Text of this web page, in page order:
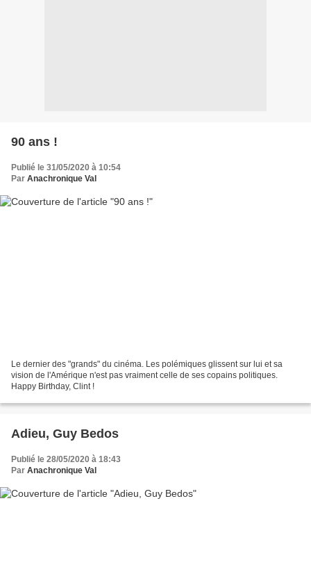
90 ans !
Publié le 31/05/2020 à 10:54
Par Anachronique Val
Le dernier des "grands" du cinéma. Les polémiques glissent sur lui et sa
vision de l'Amérique n'est pas vraiment celle de ses copains politiques.
Happy Birthday, Clint !
Adieu, Guy Bedos
Publié le 28/05/2020 à 18:43
Par Anachronique Val